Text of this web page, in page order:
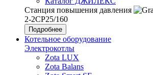
Станция повышения давления
2-2CP25/160
Подробнее
Котельное оборудование
Электрокотлы
Zota LUX
Zota Balans